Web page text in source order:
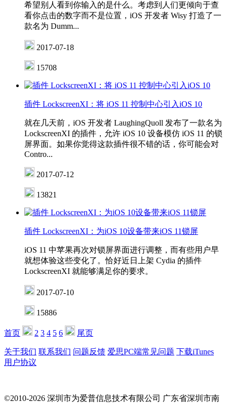
希望别人看到你输入的是什么。考虑到人们更倾向于查
看你点击的数字而不是位置，iOS 开发者 Wisy 打造了一
款名为 Dumm...
2017-07-18
15708
插件 LockscreenXI：将 iOS 11 控制中心引入iOS 10
就在几天前，iOS 开发者 LaughingQuoll 发布了一款名为
LockscreenXI 的插件，允许 iOS 10 设备模仿 iOS 11 的锁
屏界面。如果你觉得这款插件很不错的话，你可能会对
Contro...
2017-07-12
13821
插件 LockscreenXI：为iOS 10设备带来iOS 11锁屏
iOS 11 中苹果再次对锁屏界面进行调整，而有些用户早
就想体验这些变化了。恰好近日上架 Cydia 的插件
LockscreenXI 就能够满足你的要求。
2017-07-10
15886
首页 2 3 4 5 6 尾页
关于我们 联系我们 问题反馈 爱思PC端常见问题 下载iTunes
用户协议
©2010-2026 深圳市为爱普信息技术有限公司 广东省深圳市南